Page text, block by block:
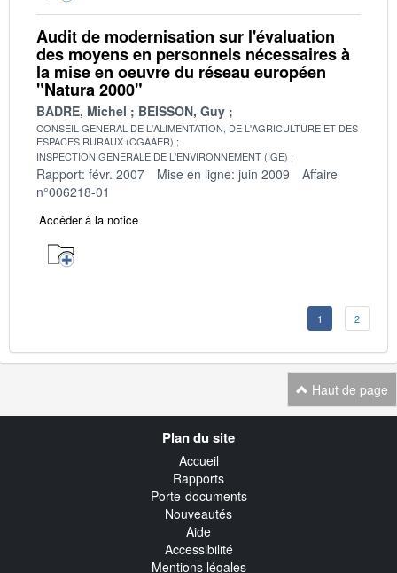
Audit de modernisation sur l'évaluation
des moyens en personnels nécessaires à
la mise en oeuvre du réseau européen
"Natura 2000"
BADRE, Michel BEISSON, Guy
CONSEIL GENERAL DE L'ALIMENTATION, DE L'AGRICULTURE ET DES
ESPACES RURAUX (CGAAER)
INSPECTION GENERALE DE L'ENVIRONNEMENT (IGE)
Rapport: févr. 2007 Mise en ligne: juin 2009
Affaire
n°006218-01
Accéder à la notice
1 2
Haut de page
Plan du site
Accueil
Rapports
Porte-documents
Nouveautés
Aide
Accessibilité
Mentions légales